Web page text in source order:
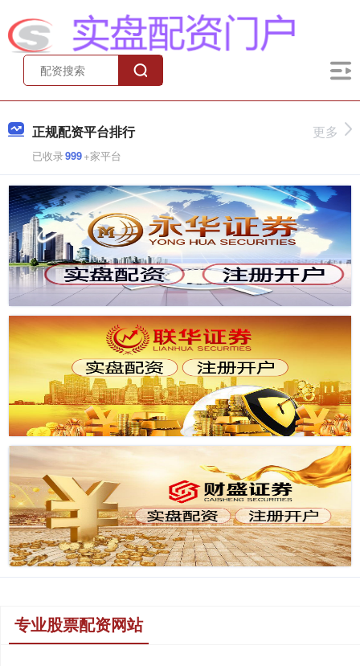
正规配资平台排行
已收录999+家平台
更多
专业股票配资网站